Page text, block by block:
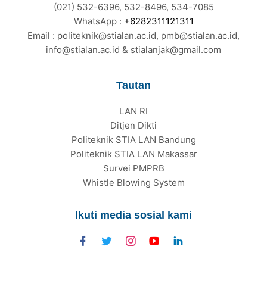
(021) 532-6396, 532-8496, 534-7085
WhatsApp : +6282311121311
Email : politeknik@stialan.ac.id, pmb@stialan.ac.id,
info@stialan.ac.id & stialanjak@gmail.com
Tautan
LAN RI
Ditjen Dikti
Politeknik STIA LAN Bandung
Politeknik STIA LAN Makassar
Survei PMPRB
Whistle Blowing System
Ikuti media sosial kami